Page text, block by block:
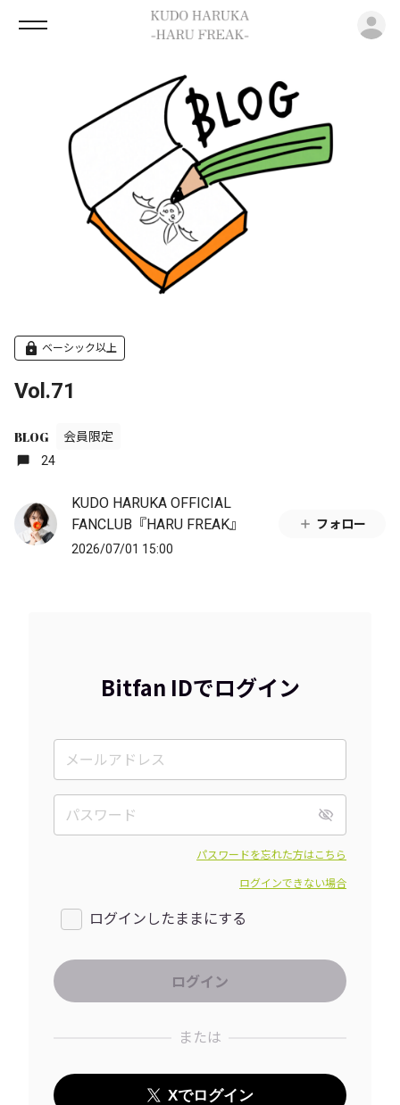
ベーシック以上
Vol.71
BLOG
会員限定
24
KUDO HARUKA OFFICIAL
FANCLUB『HARU FREAK』
2026/07/01 15:00
フォロー
Bitfan IDでログイン
パスワードを忘れた方はこちら
ログインできない場合
ログインしたままにする
または
Xでログイン